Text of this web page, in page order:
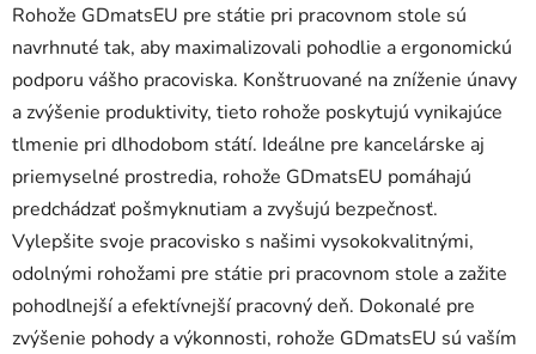
Rohože GDmatsEU pre státie pri pracovnom stole sú
navrhnuté tak, aby maximalizovali pohodlie a ergonomickú
podporu vášho pracoviska. Konštruované na zníženie únavy
a zvýšenie produktivity, tieto rohože poskytujú vynikajúce
tlmenie pri dlhodobom státí. Ideálne pre kancelárske aj
priemyselné prostredia, rohože GDmatsEU pomáhajú
predchádzať pošmyknutiam a zvyšujú bezpečnosť.
Vylepšite svoje pracovisko s našimi vysokokvalitnými,
odolnými rohožami pre státie pri pracovnom stole a zažite
pohodlnejší a efektívnejší pracovný deň. Dokonalé pre
zvýšenie pohody a výkonnosti, rohože GDmatsEU sú vaším